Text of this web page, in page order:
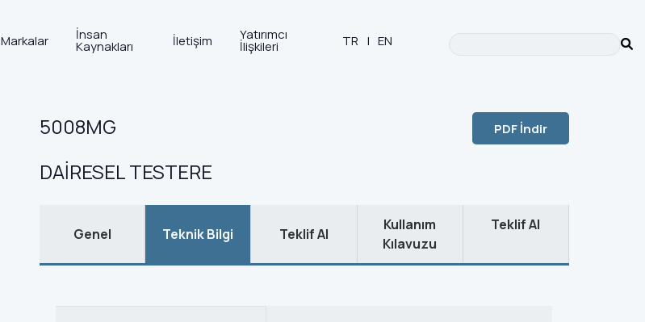
Markalar İnsan
Kaynakları İletişim Yatırımcı
İlişkileri TR | EN
Testere Makinaları Ahşap Testere Makinaları
5008MG
DAİRESEL TESTERE
PDF İndir
Genel Teknik Bilgi Teklif Al
Kullanım
Kılavuzu
Teklif Al